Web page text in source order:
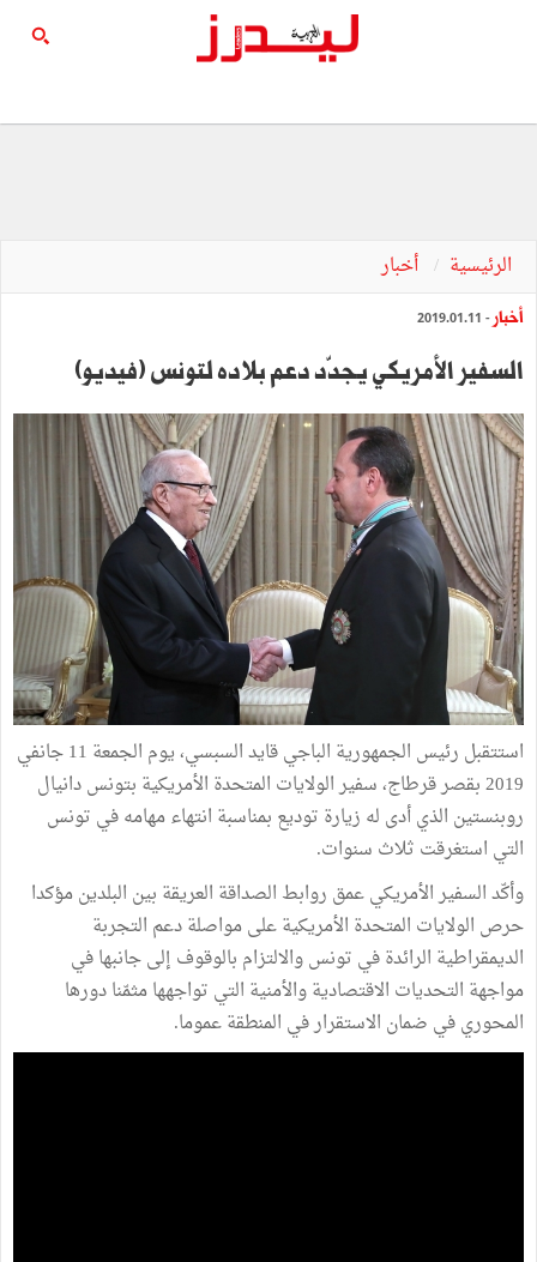
الرئيسية أخبار
أخبار - 2019.01.11
السفير الأمريكي يجدّد دعم بلاده لتونس (فيديو)
استتقبل رئيس الجمهورية الباجي قايد السبسي، يوم الجمعة 11 جانفي
2019 بقصر قرطاج، سفير الولايات المتحدة الأمريكية بتونس دانيال
روبنستين الذي أدى له زيارة توديع بمناسبة انتهاء مهامه في تونس
التي استغرقت ثلاث سنوات.
وأكّد السفير الأمريكي عمق روابط الصداقة العريقة بين البلدين مؤكدا
حرص الولايات المتحدة الأمريكية على مواصلة دعم التجربة
الديمقراطية الرائدة في تونس والالتزام بالوقوف إلى جانبها في
مواجهة التحديات الاقتصادية والأمنية التي تواجهها مثمّنا دورها
المحوري في ضمان الاستقرار في المنطقة عموما.